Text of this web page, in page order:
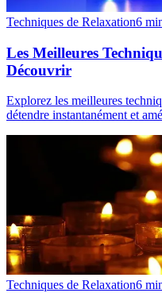
Techniques de Relaxation6
Les Meilleures
Découvrir
Explorez les meilleures
détendre instantanément et
Techniques de Relaxation6